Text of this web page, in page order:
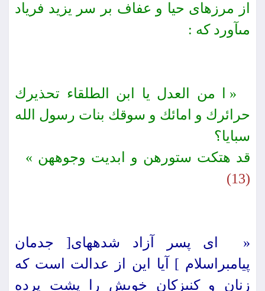
از مرزهاى حیا و عفاف بر سر یزید فریاد
مى‏آورد كه :
« ا من العدل یا ابن الطلقاء تحذیرك
حرائرك و امائك و سوقك بنات رسول الله
سبایا؟
قد هتكت ‏ستورهن و ابدیت وجوههن »
(13)
« اى پسر آزاد شده‏هاى[ جدمان
پیامبراسلام ] آیا این از عدالت است كه
زنان و كنیزكان خویش را پشت پرده